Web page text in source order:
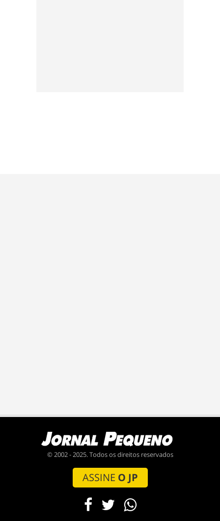
© 2002 - 2025. Todos os direitos reservados
ASSINE O JP